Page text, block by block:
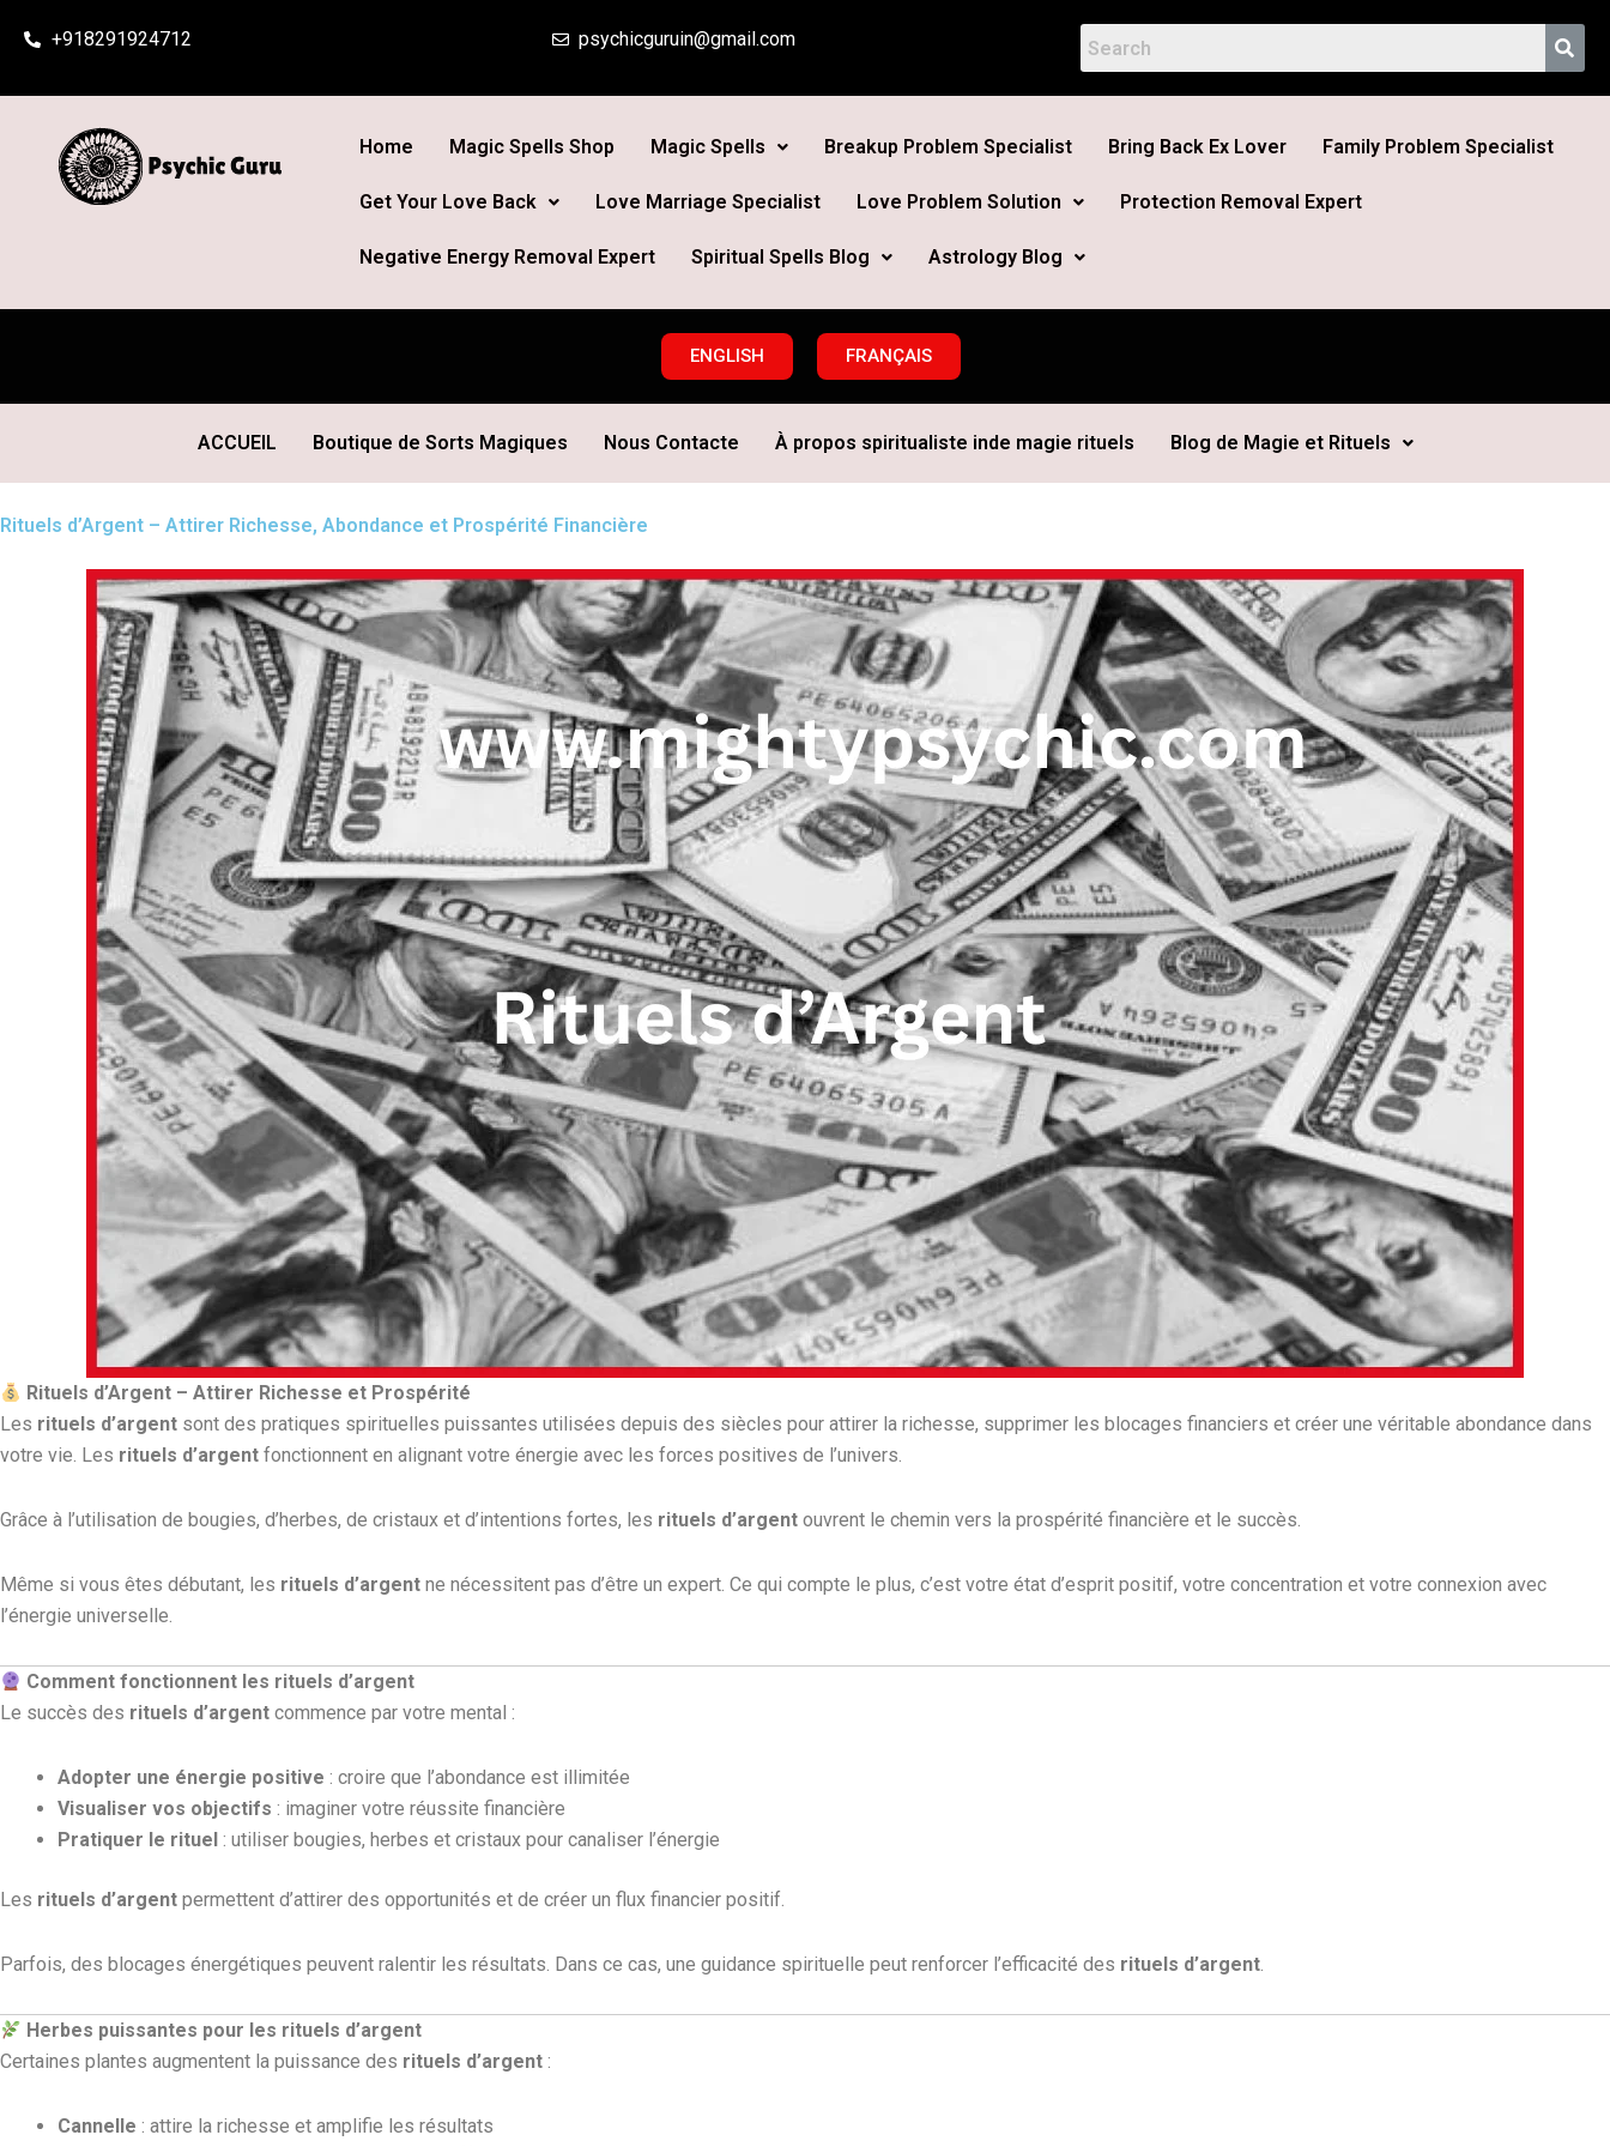
+918291924712 psychicguruin@gmail.com
Home Magic Spells Shop Magic Spells Breakup Problem Specialist Bring Back Ex Lover Family Problem Specialist
Get Your Love Back Love Marriage Specialist Love Problem Solution Protection Removal Expert
Negative Energy Removal Expert Spiritual Spells Blog Astrology Blog
ENGLISH FRANÇAIS
ACCUEIL Boutique de Sorts Magiques Nous Contacte À propos spiritualiste inde magie rituels Blog de Magie et Rituels
Rituels d’Argent – Attirer Richesse, Abondance et Prospérité Financière
Rituels d’Argent – Attirer Richesse et Prospérité
Les rituels d’argent sont des pratiques spirituelles puissantes utilisées depuis des siècles pour attirer la richesse, supprimer les blocages financiers et créer une véritable abondance dans
votre vie. Les rituels d’argent fonctionnent en alignant votre énergie avec les forces positives de l’univers.
Grâce à l’utilisation de bougies, d’herbes, de cristaux et d’intentions fortes, les rituels d’argent ouvrent le chemin vers la prospérité financière et le succès.
Même si vous êtes débutant, les rituels d’argent ne nécessitent pas d’être un expert. Ce qui compte le plus, c’est votre état d’esprit positif, votre concentration et votre connexion avec
l’énergie universelle.
Comment fonctionnent les rituels d’argent
Le succès des rituels d’argent commence par votre mental :
Adopter une énergie positive : croire que l’abondance est illimitée
Visualiser vos objectifs : imaginer votre réussite financière
Pratiquer le rituel : utiliser bougies, herbes et cristaux pour canaliser l’énergie
Les rituels d’argent permettent d’attirer des opportunités et de créer un flux financier positif.
Parfois, des blocages énergétiques peuvent ralentir les résultats. Dans ce cas, une guidance spirituelle peut renforcer l’efficacité des rituels d’argent.
Herbes puissantes pour les rituels d’argent
Certaines plantes augmentent la puissance des rituels d’argent :
Cannelle : attire la richesse et amplifie les résultats